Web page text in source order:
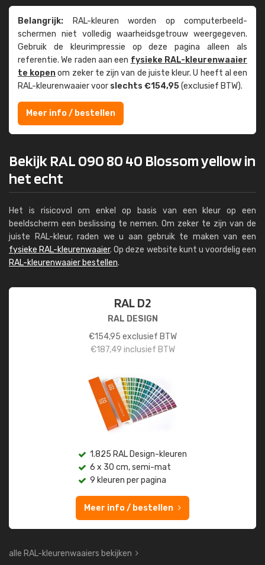
Belangrijk: RAL-kleuren worden op computer­beeld­
schermen niet volledig waarheids­­getrouw weer­gegeven.
Gebruik de kleur­impressie op deze pagina alleen als
referentie. We raden aan een fysieke RAL-kleuren­waaier
te kopenom zeker te zijn van de juiste kleur. U heeft al een
RAL-kleuren­waaier voor slechts €154,95(exclusief BTW).
Meer info / bestellen
Bekijk RAL 090 80 40 Blossom yellow in
het echt
Het is risicovol om enkel op basis van een kleur op een
beeldscherm een beslissing te nemen. Om zeker te zijn van de
juiste RAL-kleur, raden we u aan gebruik te maken van een
fysieke RAL-kleurenwaaier. Op deze website kunt u voordelig een
RAL-kleurenwaaier bestellen.
RAL D2
RAL DESIGN
€154,95 exclusief BTW
€187,49 inclusief BTW
1.825 RAL Design-kleuren
6 x 30 cm, semi-mat
9 kleuren per pagina
Meer info / bestellen
alle RAL-kleurenwaaiers bekijken